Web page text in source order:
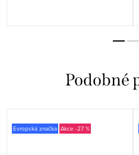
Evropská značka -27 %